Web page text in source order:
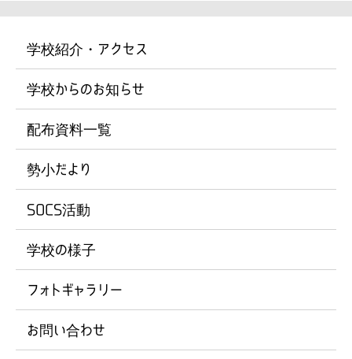
学校紹介・アクセス
学校からのお知らせ
配布資料一覧
勢小だより
SOCS活動
学校の様子
フォトギャラリー
お問い合わせ